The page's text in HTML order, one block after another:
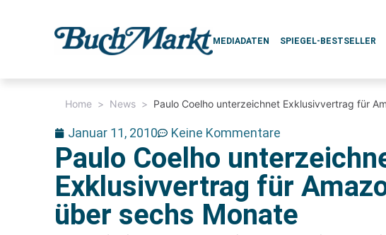
MEDIADATEN SPIEGEL-BESTSELLER
Home > News > Paulo Coelho unterzeichnet Exklusivvertrag für
Januar 11, 2010 Keine Kommentare
Paulo Coelho
Exklusivvertrag für
über sechs Monate